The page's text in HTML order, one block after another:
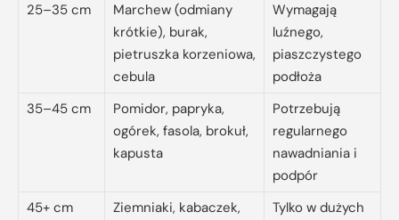
25–35 cm
Marchew (odmiany
krótkie), burak,
pietruszka korzeniowa,
cebula
Wymagają
luźnego,
piaszczystego
podłoża
35–45 cm
Pomidor, papryka,
ogórek, fasola, brokuł,
kapusta
Potrzebują
regularnego
nawadniania i
podpór
45+ cm
Ziemniaki, kabaczek,
Tylko w dużych